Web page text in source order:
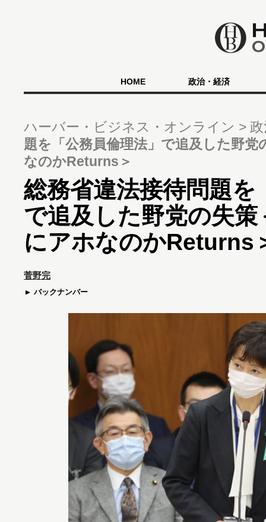
HOME 政治・経済
ハーバー・ビジネス・オンライン
題を「公務員倫理法」で追及した野
なのかReturns＞
総務省違法接待問題を
で追及した野党の失
にアホなのかReturns
菅野完
バックナンバー